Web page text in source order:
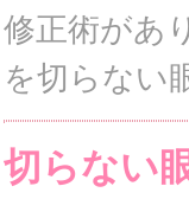
修正術があ
を切らない
切らない